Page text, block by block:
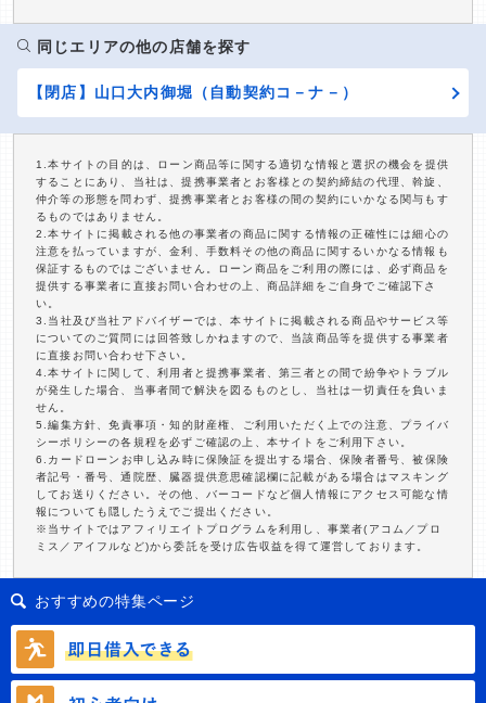
同じエリアの他の店舗を探す
【閉店】山口大内御堀（自動契約コ－ナ－）
1.本サイトの目的は、ローン商品等に関する適切な情報と選択の機会を提供
することにあり、当社は、提携事業者とお客様との契約締結の代理、斡旋、
仲介等の形態を問わず、提携事業者とお客様の間の契約にいかなる関与もす
るものではありません。
2.本サイトに掲載される他の事業者の商品に関する情報の正確性には細心の
注意を払っていますが、金利、手数料その他の商品に関するいかなる情報も
保証するものではございません。ローン商品をご利用の際には、必ず商品を
提供する事業者に直接お問い合わせの上、商品詳細をご自身でご確認下さ
い。
3.当社及び当社アドバイザーでは、本サイトに掲載される商品やサービス等
についてのご質問には回答致しかねますので、当該商品等を提供する事業者
に直接お問い合わせ下さい。
4.本サイトに関して、利用者と提携事業者、第三者との間で紛争やトラブル
が発生した場合、当事者間で解決を図るものとし、当社は一切責任を負いま
せん。
5.編集方針、免責事項・知的財産権、ご利用いただく上での注意、プライバ
シーポリシーの各規程を必ずご確認の上、本サイトをご利用下さい。
6.カードローンお申し込み時に保険証を提出する場合、保険者番号、被保険
者記号・番号、通院歴、臓器提供意思確認欄に記載がある場合はマスキング
してお送りください。その他、バーコードなど個人情報にアクセス可能な情
報についても隠したうえでご提出ください。
※当サイトではアフィリエイトプログラムを利用し、事業者(アコム／プロ
ミス／アイフルなど)から委託を受け広告収益を得て運営しております。
おすすめの特集ページ